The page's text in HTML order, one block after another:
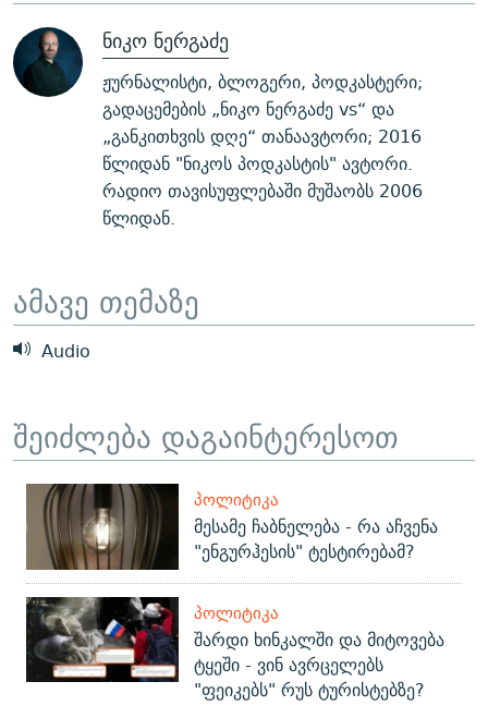
ᲛᲝᲚᲐᲞᲐᲠᲐᲙᲔ ᲢᲔᲥᲡᲢᲔᲑᲘ
ᲨᲘᲜ - ᲣᲪᲮᲝᲔᲗᲨᲘ
ᲚᲘᲢᲔᲠᲐᲢᲣᲠᲣᲚᲘ ᲬᲐᲮᲜᲐᲒᲔᲑᲘ
ᲐᲛᲔᲠᲘᲙᲣᲚᲘ ᲛᲝᲗᲮᲠᲝᲑᲐ
ᲘᲛᲞᲔᲠᲘᲐ ᲓᲐ ᲠᲐᲓᲘᲝ
ᲩᲔᲛᲘ ᲡᲘᲙᲕᲓᲘᲚᲘᲡ ᲛᲘᲖᲔᲖᲘᲐ COVID-19
11 ᲬᲔᲚᲘ - 11 ᲐᲛᲑᲐᲕᲘ
ᲡᲐᲞᲐᲠᲚᲐᲛᲔᲜᲢᲝ ᲐᲠᲩᲔᲕᲜᲔᲑᲘᲡ ᲘᲡᲢᲝᲠᲘᲐ
ᲑᲐᲕᲨᲕᲔᲑᲘ ᲞᲠᲝᲡᲢᲘᲢᲣᲪᲘᲐᲨᲘ - ᲐᲛᲝᲣᲗᲥᲛᲔᲚᲘ ᲐᲛᲑᲐᲕᲘ
5 ᲐᲛᲑᲐᲕᲘ - 20 ᲘᲕᲜᲘᲡᲡ ᲓᲐᲨᲐᲕᲔᲑᲣᲚᲔᲑᲘ
ᲐᲒᲕᲘᲡᲢᲝᲡ ᲝᲛᲘ
რთე/რთ-ის ყველა საიტი
ნიკო ნერგაძე
ჟურნალისტი, ბლოგერი, პოდკასტერი;
გადაცემების „ნიკო ნერგაძე vs“ და
„განკითხვის დღე“ თანაავტორი; 2016
წლიდან "ნიკოს პოდკასტის" ავტორი.
რადიო თავისუფლებაში მუშაობს 2006
წლიდან.
ამავე თემაზე
Audio
შეიძლება დაგაინტერესოთ
ᲞᲝᲚᲘᲢᲘᲙᲐ
მესამე ჩაბნელება - რა აჩვენა
"ენგურჰესის" ტესტირებამ?
ᲞᲝᲚᲘᲢᲘᲙᲐ
შარდი ხინკალში და მიტოვება
ტყეში - ვინ ავრცელებს
"ფეიკებს" რუს ტურისტებზე?